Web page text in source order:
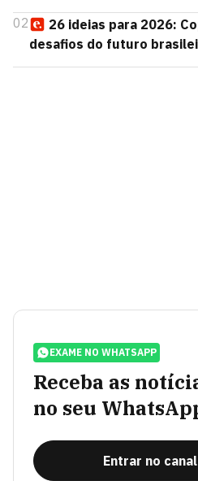
02
26 ideias para 2026:
desafios do futuro
EXAME NO WHATSAPP
Receba as
no seu
Entrar no